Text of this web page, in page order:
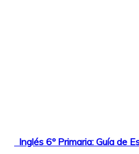
Inglés 6º Primaria: Guía de